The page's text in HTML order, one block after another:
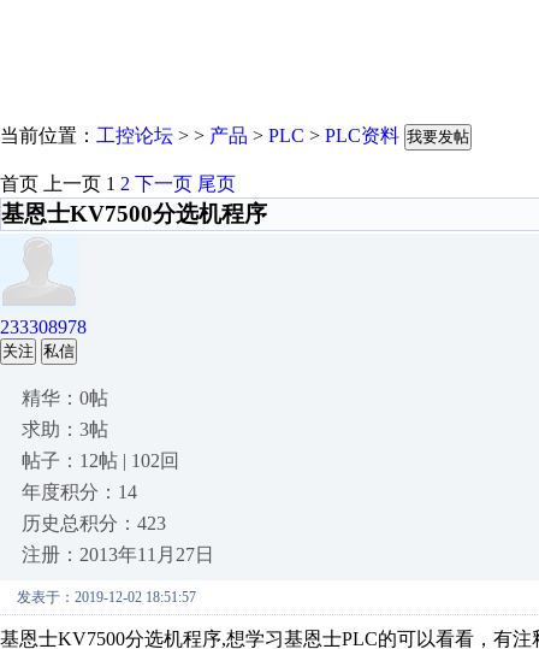
当前位置： 工控论坛 > > 产品 > PLC > PLC资料 我要发帖
首页 上一页 1 2 下一页 尾页
基恩士KV7500分选机程序
233308978
关注 私信
精华：0帖
求助：3帖
帖子：12帖 | 102回
年度积分：14
历史总积分：423
注册：2013年11月27日
发表于：2019-12-02 18:51:57
基恩士KV7500分选机程序,想学习基恩士PLC的可以看看，有